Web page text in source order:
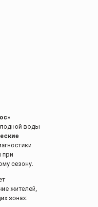
»
воды
при
сезону.
жителей,
зонах: